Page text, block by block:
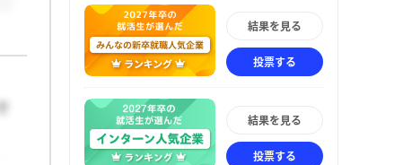
結果を見る
投票する
結果を見る
投票する